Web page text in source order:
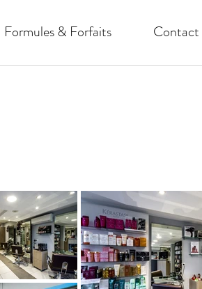
Formules & Forfaits Contact